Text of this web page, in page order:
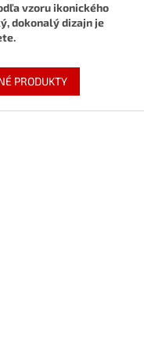
vzoru ikonického
dokonalý dizajn je
PRODUKTY